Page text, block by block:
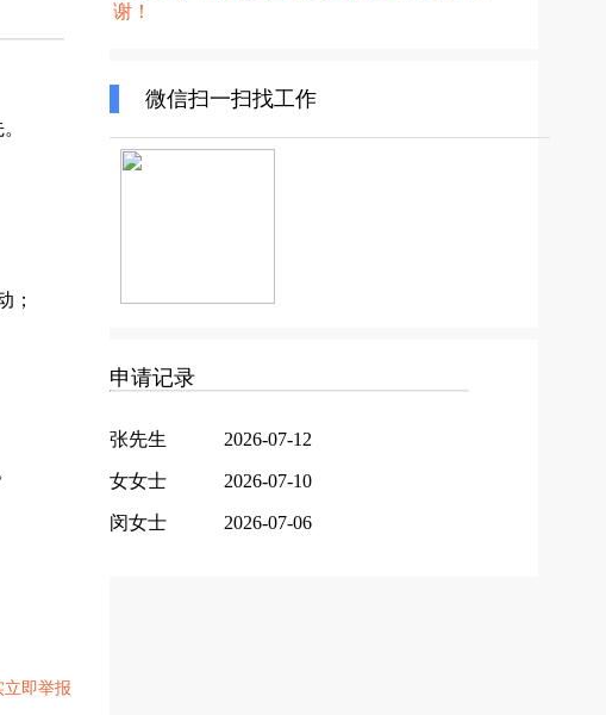
；
立即举报
谢！
微信扫一扫找工作
申请记录
张先生 2026-07-12
女女士 2026-07-10
闵女士 2026-07-06